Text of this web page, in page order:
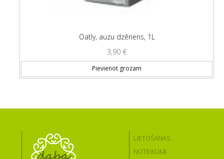
Oatly, auzu dzēriens, 1L
3,90 €
Pievienot grozam
LIETOŠANAS
NOTEIKUMI